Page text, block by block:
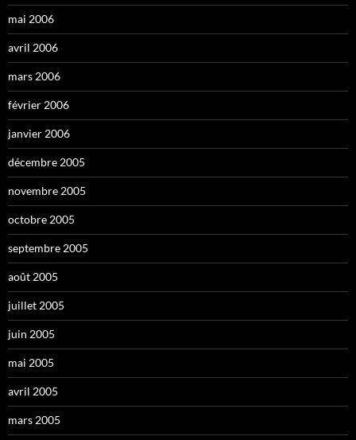
mai 2006
avril 2006
mars 2006
février 2006
janvier 2006
décembre 2005
novembre 2005
octobre 2005
septembre 2005
août 2005
juillet 2005
juin 2005
mai 2005
avril 2005
mars 2005